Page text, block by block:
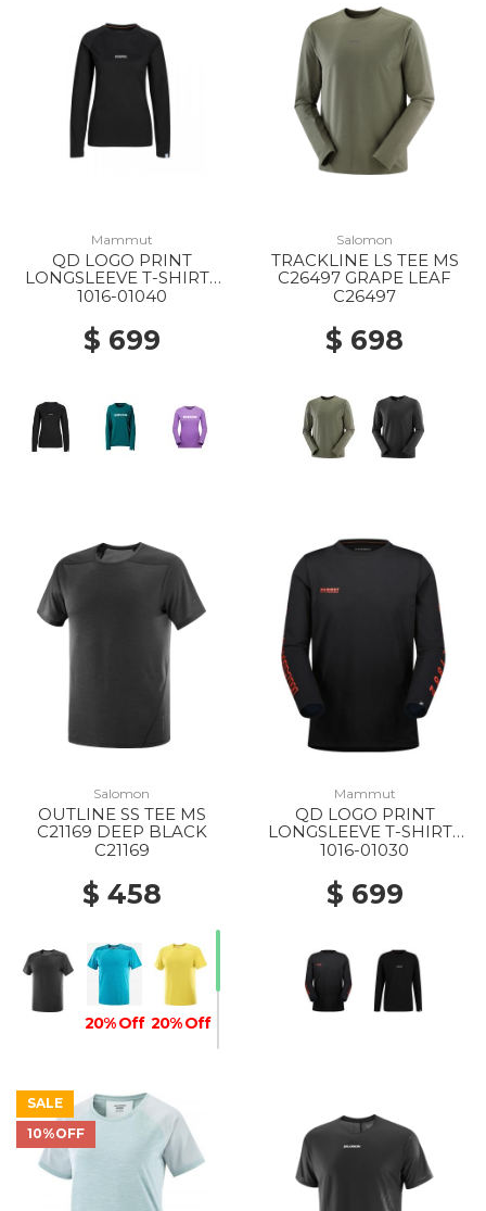
Mammut
QD LOGO PRINT
LONGSLEEVE T-SHIRTS
AF WS 00253 BLACK
1016-01040
$ 699
Salomon
TRACKLINE LS TEE MS
C26497 GRAPE LEAF
C26497
$ 698
Salomon
OUTLINE SS TEE MS
C21169 DEEP BLACK
C21169
$ 458
20% Off 20% Off
Mammut
QD LOGO PRINT
LONGSLEEVE T-SHIRTS
AF MS 00756 BLACK-
1016-01030
$ 699
SALE
10%OFF